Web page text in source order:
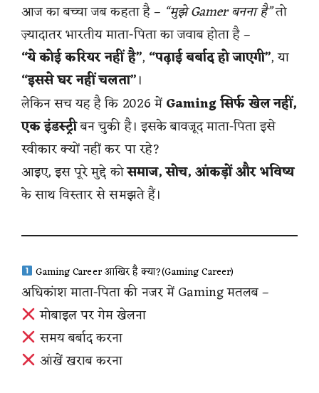
आज का बच्चा जब कहता है – “मुझे Gamer बनना है”तो
ज़्यादातर भारतीय माता-पिता का जवाब होता है –
“ये कोई करियर नहीं है”, “पढ़ाई बर्बाद हो जाएगी”, या
“इससे घर नहीं चलता”।
लेकिन सच यह है कि 2026 मेंGaming सिर्फ खेल नहीं,
एक इंडस्ट्रीबन चुकी है। इसके बावजूद माता-पिता इसे
स्वीकार क्यों नहीं कर पा रहे?
आइए, इस पूरे मुद्दे कोसमाज, सोच, आंकड़ों और भविष्य
के साथ विस्तार से समझते हैं।
Gaming Career आखिर है क्या?(Gaming Career)
अधिकांश माता-पिता की नजर में Gaming मतलब –
मोबाइल पर गेम खेलना
समय बर्बाद करना
आंखें खराब करना